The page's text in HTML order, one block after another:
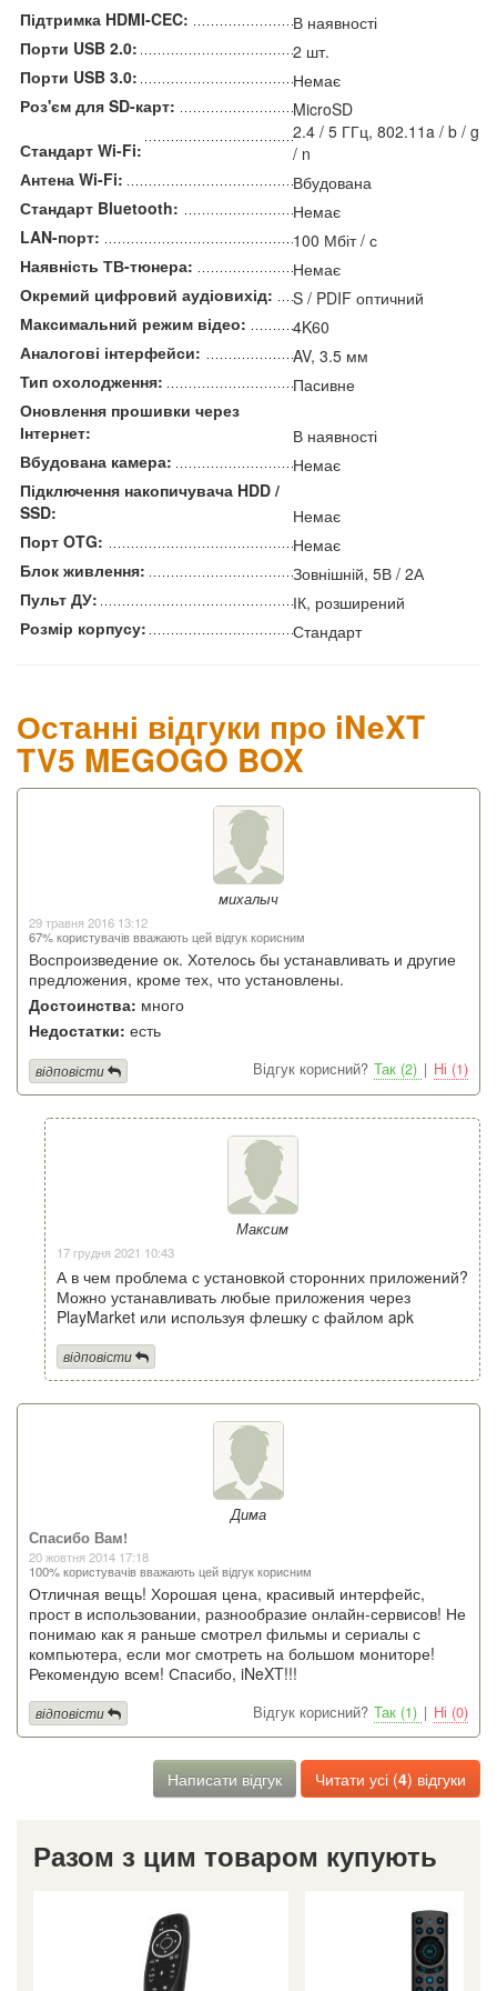
Підтримка HDMI-CEC:
В наявності
Порти USB 2.0:
2 шт.
Порти USB 3.0:
Немає
Роз'єм для SD-карт:
MicroSD
Стандарт Wi-Fi:
2.4 / 5 ГГц, 802.11a / b / g
/ n
Антена Wi-Fi:
Вбудована
Стандарт Bluetooth:
Немає
LAN-порт:
100 Мбіт / с
Наявність ТВ-тюнера:
Немає
Окремий цифровий аудіовихід:
S / PDIF оптичний
Максимальний режим відео:
4K60
Аналогові інтерфейси:
AV, 3.5 мм
Тип охолодження:
Пасивне
Оновлення прошивки через
Інтернет:
В наявності
Вбудована камера:
Немає
Підключення накопичувача HDD /
SSD:
Немає
Порт OTG:
Немає
Блок живлення:
Зовнішній, 5В / 2А
Пульт ДУ:
ІК, розширений
Розмір корпусу:
Стандарт
Останні відгуки про iNeXT
TV5 MEGOGO BOX
михалыч
29 травня 2016 13:12
67% користувачів вважають цей відгук корисним
Воспроизведение ок. Хотелось бы устанавливать и другие
предложения, кроме тех, что установлены.
Достоинства: много
Недостатки: есть
Відгук корисний? Так (2) | Ні (1)
відповісти
Максим
17 грудня 2021 10:43
А в чем проблема с установкой сторонних приложений?
Можно устанавливать любые приложения через
PlayMarket или используя флешку с файлом apk
відповісти
Дима
Спасибо Вам!
20 жовтня 2014 17:18
100% користувачів вважають цей відгук корисним
Отличная вещь! Хорошая цена, красивый интерфейс,
прост в использовании, разнообразие онлайн-сервисов! Не
понимаю как я раньше смотрел фильмы и сериалы с
компьютера, если мог смотреть на большом мониторе!
Рекомендую всем! Спасибо, iNeXT!!!
Відгук корисний? Так (1) | Ні (0)
відповісти
Написати відгук Читати усі (4) відгуки
Разом з цим товаром купують